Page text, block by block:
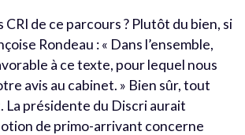
CRI de ce parcours ? Plutôt du bien, si
Rondeau : « Dans l’ensemble,
à ce texte, pour lequel nous
avis au cabinet. » Bien sûr, tout
La présidente du Discri aurait
de primo-arrivant concerne